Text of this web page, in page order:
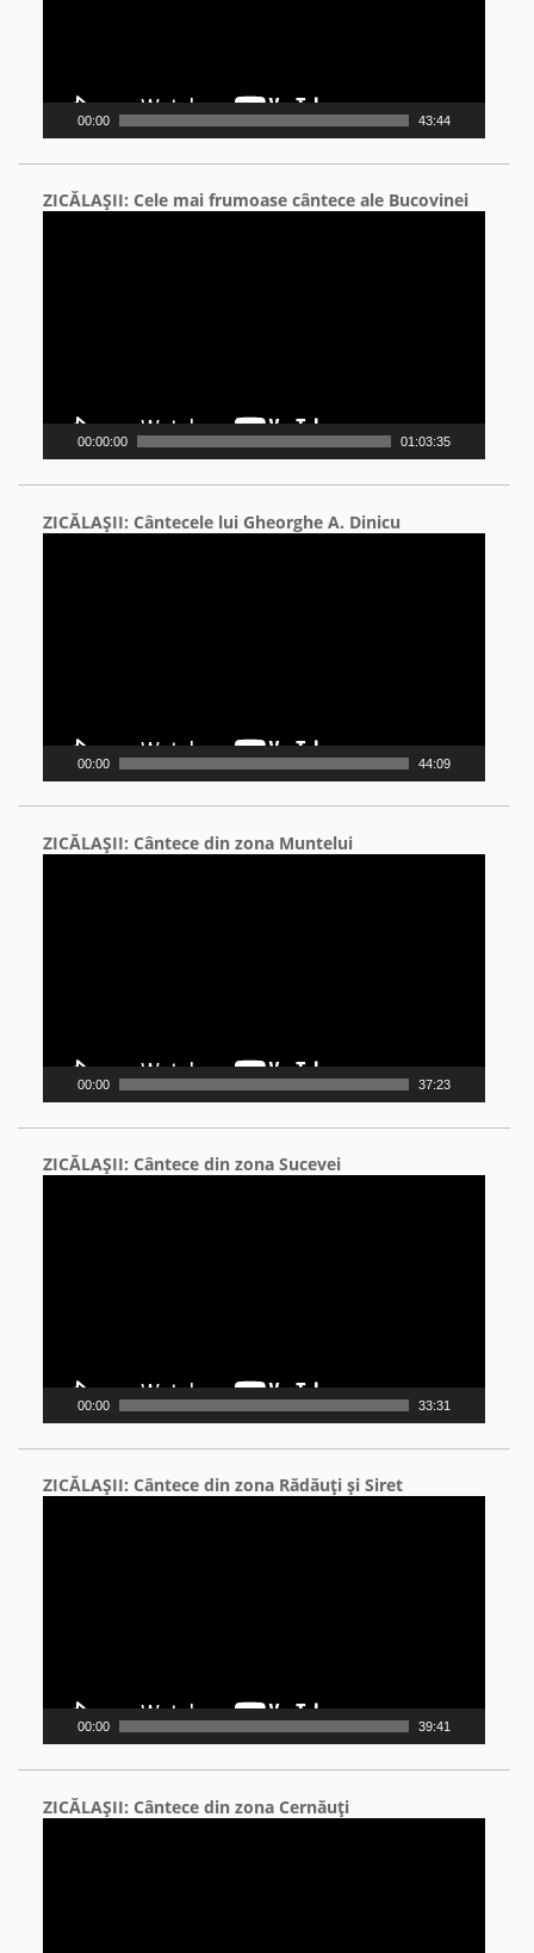
00:00 43:44
ZICĂLAŞII: Cele mai frumoase cântece ale Bucovinei
00:00:00 01:03:35
ZICĂLAŞII: Cântecele lui Gheorghe A. Dinicu
00:00 44:09
ZICĂLAŞII: Cântece din zona Muntelui
00:00 37:23
ZICĂLAŞII: Cântece din zona Sucevei
00:00 33:31
ZICĂLAŞII: Cântece din zona Rădăuţi şi Siret
00:00 39:41
ZICĂLAŞII: Cântece din zona Cernăuţi